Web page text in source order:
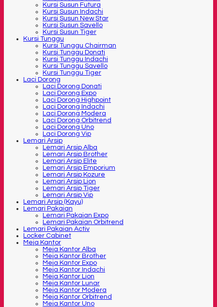
Kursi Susun Futura
Kursi Susun Indachi
Kursi Susun New Star
Kursi Susun Savello
Kursi Susun Tiger
Kursi Tunggu
Kursi Tunggu Chairman
Kursi Tunggu Donati
Kursi Tunggu Indachi
Kursi Tunggu Savello
Kursi Tunggu Tiger
Laci Dorong
Laci Dorong Donati
Laci Dorong Expo
Laci Dorong Highpoint
Laci Dorong Indachi
Laci Dorong Modera
Laci Dorong Orbitrend
Laci Dorong Uno
Laci Dorong Vip
Lemari Arsip
Lemari Arsip Alba
Lemari Arsip Brother
Lemari Arsip Elite
Lemari Arsip Emporium
Lemari Arsip Kozure
Lemari Arsip Lion
Lemari Arsip Tiger
Lemari Arsip Vip
Lemari Arsip (Kayu)
Lemari Pakaian
Lemari Pakaian Expo
Lemari Pakaian Orbitrend
Lemari Pakaian Activ
Locker Cabinet
Meja Kantor
Meja Kantor Alba
Meja Kantor Brother
Meja Kantor Expo
Meja Kantor Indachi
Meja Kantor Lion
Meja Kantor Lunar
Meja Kantor Modera
Meja Kantor Orbitrend
Meja Kantor Uno